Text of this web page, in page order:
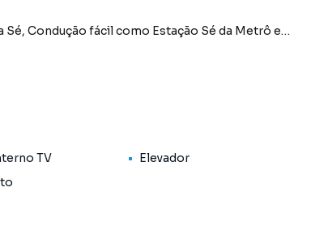
Sé, Condução fácil como Estação Sé da Metrô e
TV
Elevador